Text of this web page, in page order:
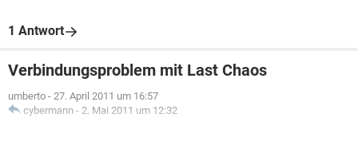
1 Antwort
Verbindungsproblem mit Last Chaos
umberto - 27. April 2011 um 16:57
cybermann - 2. Mai 2011 um 12:32